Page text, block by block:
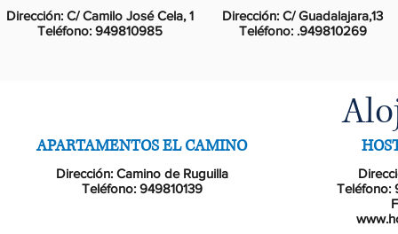
Dirección: C/ Camilo José Cela, 1
Teléfono: 949810985
Dirección: C/ Guadalajara,13
Teléfono: .949810269
APARTAMENTOS EL CAMINO
Dirección: Camino de Ruguilla
Teléfono: 949810139
Teléfono: